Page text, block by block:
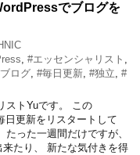
でブログを
, #エッセンシャリスト ,
ログ, #毎日更新, #独立, #
ストYuです。 この
日更新をリスタートして
った一週間だけですが、
たり、 新たな気付きを得